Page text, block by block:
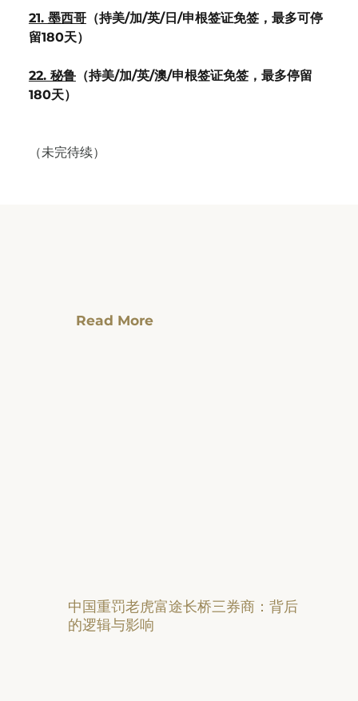
21. 墨西哥（持美/加/英/日/申根签证免签，最多可停
22. 秘鲁（持美/加/英/澳/申根签证免签，最多停留
180天）
（未完待续）
Read More
中国重罚老虎富途长桥三券商：背后
的逻辑与影响